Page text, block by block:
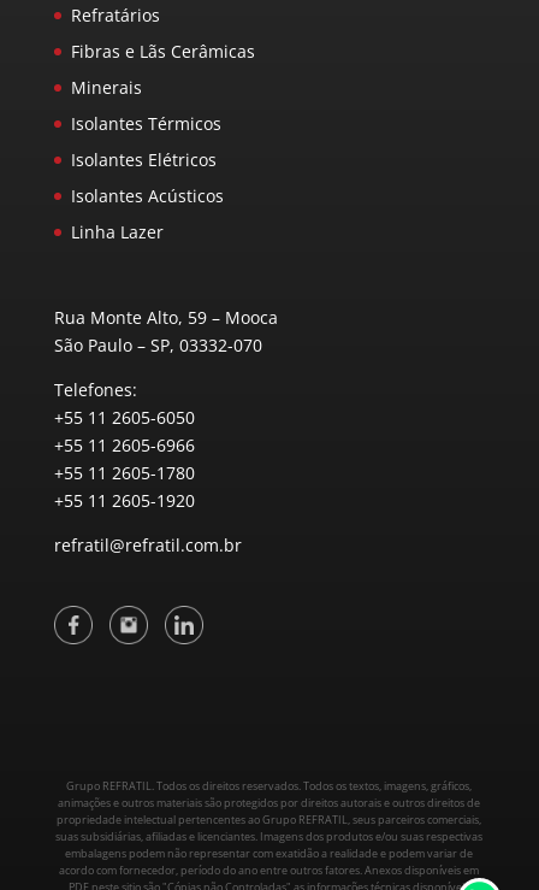
Refratários
Fibras e Lãs Cerâmicas
Minerais
Isolantes Térmicos
Isolantes Elétricos
Isolantes Acústicos
Linha Lazer
Rua Monte Alto, 59 – Mooca
São Paulo – SP, 03332-070
Telefones:
+55 11 2605-6050
+55 11 2605-6966
+55 11 2605-1780
+55 11 2605-1920
refratil@refratil.com.br
Grupo REFRATIL. Todos os direitos reservados. Todos os textos, imagens, gráficos,
animações e outros materiais são protegidos por direitos autorais e outros direitos de
propriedade intelectual pertencentes ao Grupo REFRATIL, seus parceiros comerciais,
suas subsidiárias, afiliadas e licenciantes. Imagens dos produtos e/ou suas respectivas
embalagens podem não representar com exatidão a realidade e podem variar de
acordo com fornecedor, período do ano entre outros fatores. Anexos disponíveis em
PDF neste sitio são "Cópias não Controladas" as informações técnicas disponíveis